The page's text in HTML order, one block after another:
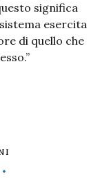
significa
esercita
di quello che